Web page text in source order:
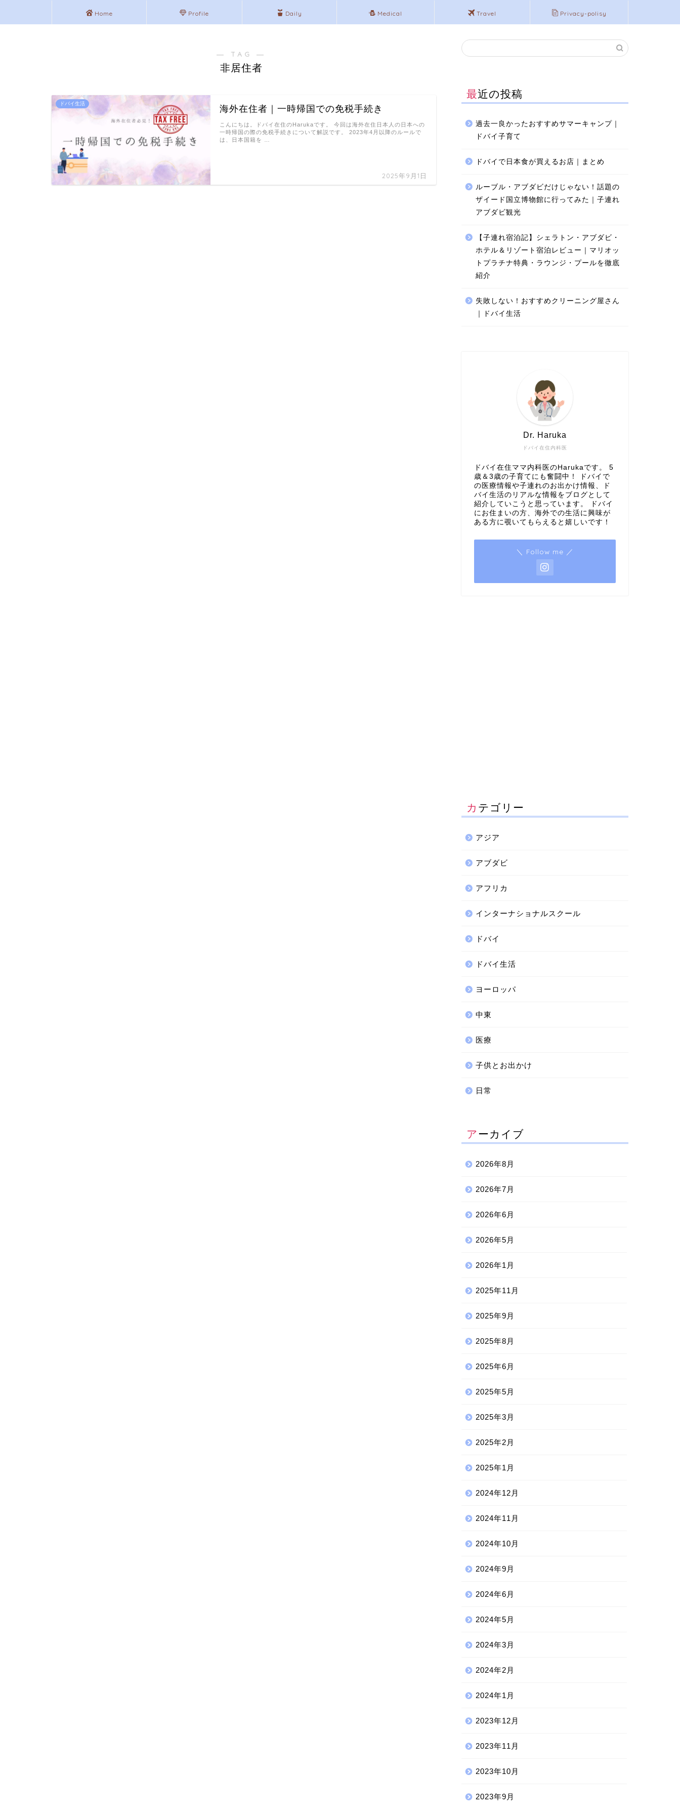
Home Profile Daily Medical Travel Privacy-polisy
― TAG ―
非居住者
ドバイ生活
海外在住者｜一時帰国での免税手続き
2025年9月1日
こんにちは。ドバイ在住のHarukaです。 今回は海外在住日本人の日本への
一時帰国の際の免税手続きについて解説です。 2023年4月以降のルールで
は、日本国籍を …
最近の投稿
過去一良かったおすすめサマーキャンプ｜
ドバイ子育て
ドバイで日本食が買えるお店｜まとめ
ルーブル・アブダビだけじゃない！話題の
ザイード国立博物館に行ってみた｜子連れ
アブダビ観光
【子連れ宿泊記】シェラトン・アブダビ・
ホテル＆リゾート宿泊レビュー｜マリオッ
トプラチナ特典・ラウンジ・プールを徹底
紹介
失敗しない！おすすめクリーニング屋さん
｜ドバイ生活
ドバイ在住内科医
Dr. Haruka
ドバイ在住ママ内科医のHarukaです。 5
歳＆3歳の子育てにも奮闘中！ ドバイで
の医療情報や子連れのお出かけ情報、ド
バイ生活のリアルな情報をブログとして
紹介していこうと思っています。 ドバイ
にお住まいの方、海外での生活に興味が
ある方に覗いてもらえると嬉しいです！
＼ Follow me ／
カテゴリー
アジア
アブダビ
アフリカ
インターナショナルスクール
ドバイ
ドバイ生活
ヨーロッパ
中東
医療
子供とお出かけ
日常
アーカイブ
2026年8月
2026年7月
2026年6月
2026年5月
2026年1月
2025年11月
2025年9月
2025年8月
2025年6月
2025年5月
2025年3月
2025年2月
2025年1月
2024年12月
2024年11月
2024年10月
2024年9月
2024年6月
2024年5月
2024年3月
2024年2月
2024年1月
2023年12月
2023年11月
2023年10月
2023年9月